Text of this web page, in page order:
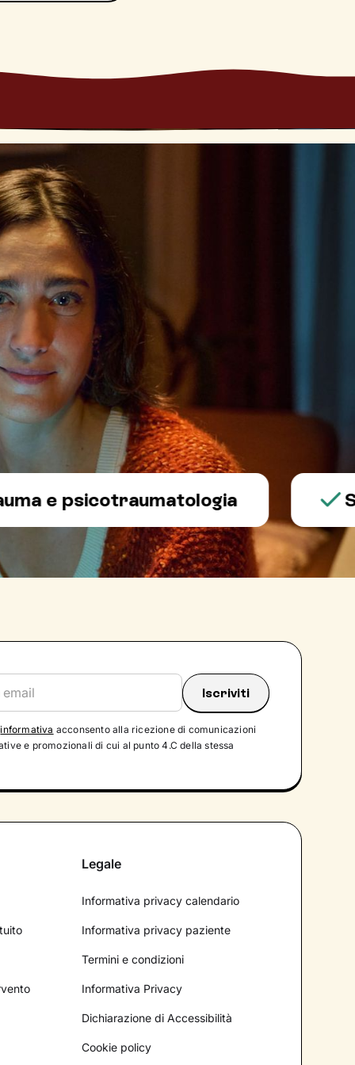
psicotraumatologia
informativa acconsento alla ricezione di comunicazioni
e promozionali di cui al punto 4.C della stessa
Legale
Informativa privacy calendario
Informativa privacy paziente
Termini e condizioni
Informativa Privacy
Dichiarazione di Accessibilità
Cookie policy